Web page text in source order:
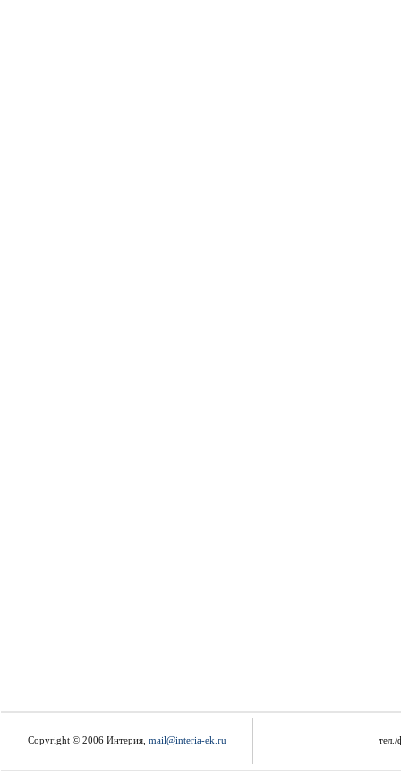
Copyright © 2006 Интерия, mail@interia-ek.ru